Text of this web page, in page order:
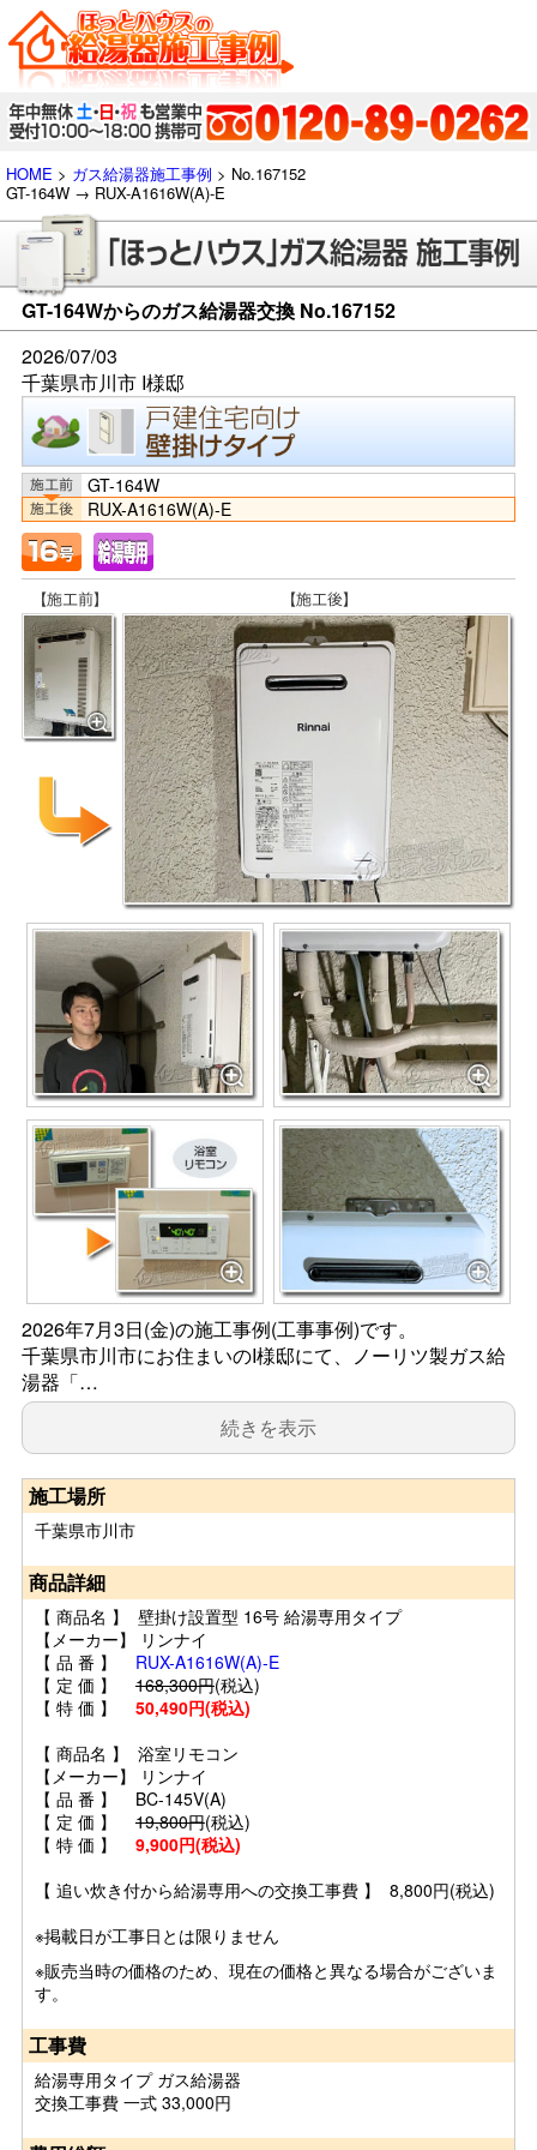
HOME > ガス給湯器施工事例 > No.167152
GT-164W → RUX-A1616W(A)-E
GT-164Wからのガス給湯器交換 No.167152
2026/07/03
千葉県市川市 I様邸
GT-164W
RUX-A1616W(A)-E
2026年7月3日(金)の施工事例(工事事例)です。
千葉県市川市にお住まいのI様邸にて、ノーリツ製ガス給
湯器「…
続きを表示
施工場所
千葉県市川市
商品詳細
【 商品名 】 壁掛け設置型 16号 給湯専用タイプ
【メーカー】 リンナイ
【 品 番 】 RUX-A1616W(A)-E
【 定 価 】 168,300円(税込)
【 特 価 】 50,490円(税込)
【 商品名 】 浴室リモコン
【メーカー】 リンナイ
【 品 番 】 BC-145V(A)
【 定 価 】 19,800円(税込)
【 特 価 】 9,900円(税込)
【 追い炊き付から給湯専用への交換工事費 】 8,800円(税込)
※掲載日が工事日とは限りません
※販売当時の価格のため、現在の価格と異なる場合がございま
す。
工事費
給湯専用タイプ ガス給湯器
交換工事費 一式 33,000円